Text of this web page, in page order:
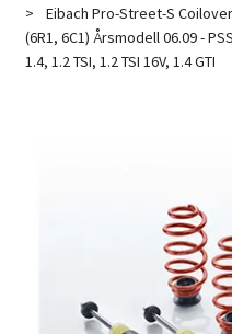
Eibach Pro-Street-S
(6R1, 6C1) Årsmodell 06.09 -
1.4, 1.2 TSI, 1.2 TSI 16V, 1.4 GTI